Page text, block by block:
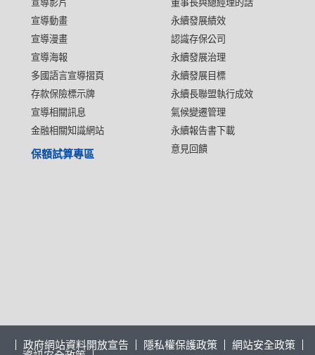
宣導影片
宣導動畫
宣導漫畫
宣導海報
多國語言宣導摺頁
存款保險標示牌
宣導相關訊息
金融相關知識網站
董事長與總經理的話
永續發展績效
認識存保公司
永續發展治理
永續發展目標
永續長聯盟執行成效
氣候變遷管理
永續報告書下載
意見回饋
保額試算專區
政府網站資料開放宣告 隱私權保護政策
網站安全政策